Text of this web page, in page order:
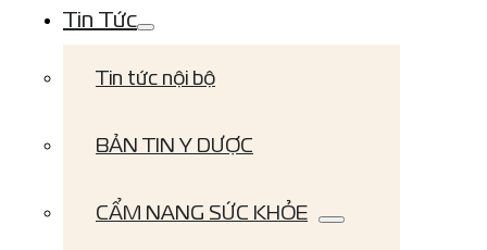
Tin Tức
Tin tức nội bộ
BẢN TIN Y DƯỢC
CẨM NANG SỨC KHỎE